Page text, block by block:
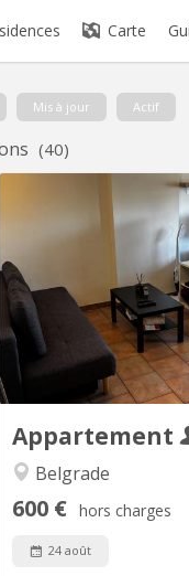
Carte
Mis à jour Actif
(40)
Appartement
Belgrade
600 € hors charges
24 août
Bonjour, Je propose
à Namur en
septembre au 1er
es en stage à Namur
en Erasmus
semestre !
septembre au 1er
(dates